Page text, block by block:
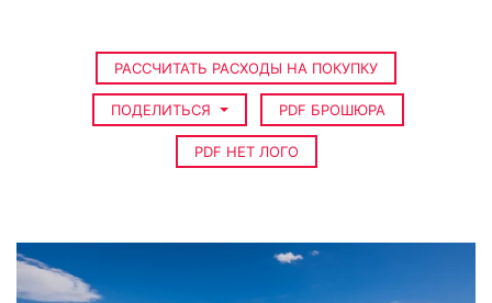
РАССЧИТАТЬ РАСХОДЫ НА ПОКУПКУ
ПОДЕЛИТЬСЯ PDF БРОШЮРА
PDF НЕТ ЛОГО